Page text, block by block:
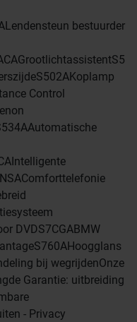
bestuurder
Control
DVDS7CGABMW
bij wegrijdenOnze
Garantie: uitbreiding
- Privacy